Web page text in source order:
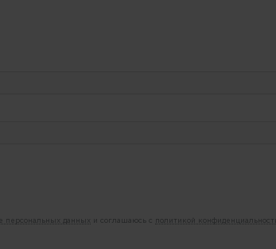
персональных данных и соглашаюсь с политикой